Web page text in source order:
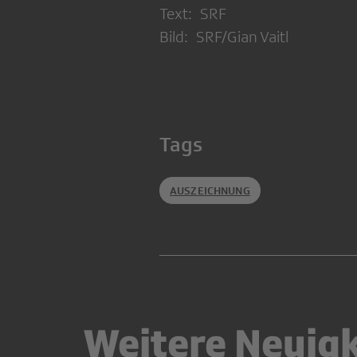
Text: SRF
Bild: SRF/Gian Vaitl
Tags
AUSZEICHNUNG
Weitere